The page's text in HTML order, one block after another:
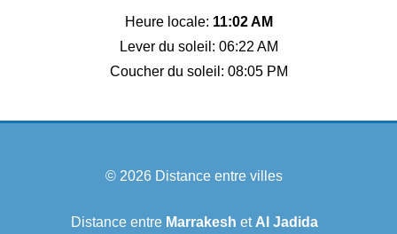
Heure locale: 11:02 AM
Lever du soleil: 06:22 AM
Coucher du soleil: 08:05 PM
© 2026 Distance entre villes
Distance entre Marrakesh et Al Jadida